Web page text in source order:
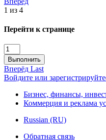
1 из 4
Перейти к странице
Выполнить
Вперёд Last
Войдите или
Бизнес, финансы,
Коммерция и реклама
Russian (RU)
Обратная связь